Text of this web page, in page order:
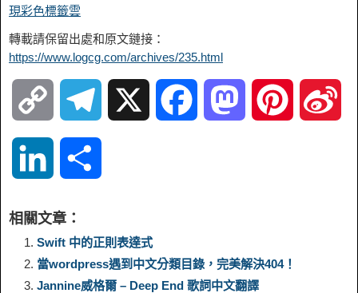
現彩色標籤雲
轉載請保留出處和原文鏈接：
https://www.logcg.com/archives/235.html
o
y
L g b o
n
k
a
r
相關文章：
Swift 中的正則表達式
當wordpress遇到中文分類目錄，完美解決404！
Jannine威格爾 – Deep End 歌詞中文翻譯